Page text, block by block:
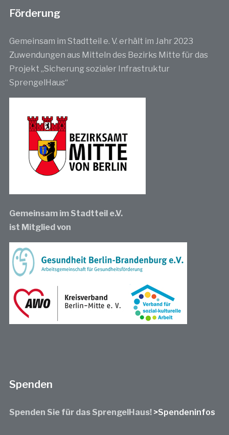
Förderung
Gemeinsam im Stadtteil e. V. erhält im Jahr 2023
Zuwendungen aus Mitteln des Bezirks Mitte für das
Projekt „Sicherung sozialer Infrastruktur
SprengelHaus“
Gemeinsam im Stadtteil e.V.
ist Mitglied von
Spenden
Spenden Sie für das SprengelHaus! >Spendeninfos